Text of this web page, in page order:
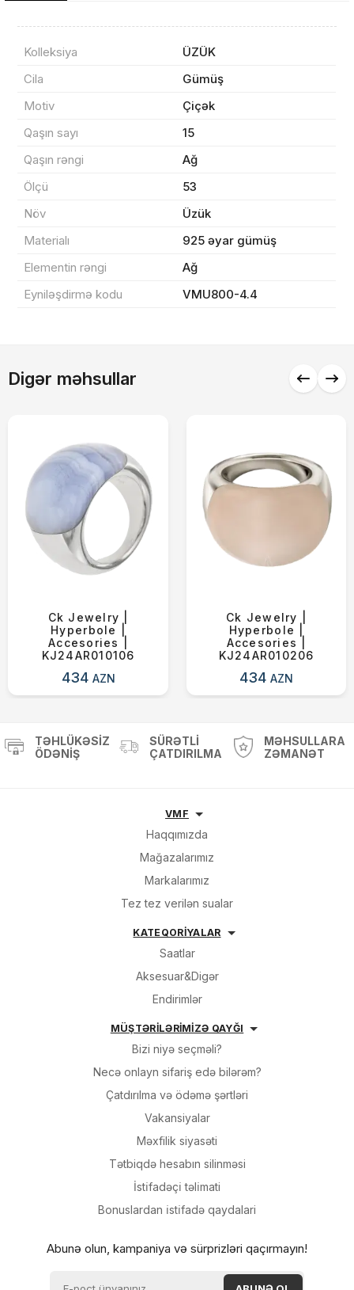
Kolleksiya
ÜZÜK
Cila
Gümüş
Motiv
Çiçək
Qaşın sayı
15
Qaşın rəngi
Ağ
Ölçü
53
Növ
Üzük
Materialı
925 əyar gümüş
Elementin rəngi
Ağ
Eyniləşdirmə kodu
VMU800-4.4
Digər məhsullar
Ck Jewelry |
Hyperbole |
Accesories |
KJ24AR010106
434 AZN
Ck Jewelry |
Hyperbole |
Accesories |
KJ24AR010206
434AZN
Məhsul(lar) səbətə əlavə edildi
Sifarişin detalları
Məhsul toplam
Endirim
Çatdırılma
Alış-verişə davam et
TƏHLÜKƏSIZ
ÖDƏNIŞ
SÜRƏTLI
ÇATDIRILMA
MƏHSULLARA
ZƏMANƏT
VMF
Haqqımızda
Mağazalarımız
Markalarımız
Tez tez verilən sualar
KATEQORİYALAR
Saatlar
Aksesuar&Digər
Endirimlər
MÜŞTƏRİLƏRİMİZƏ QAYĞI
Bizi niyə seçməli?
Necə onlayn sifariş edə bilərəm?
Çatdırılma və ödəmə şərtləri
Vakansiyalar
Məxfilik siyasəti
Tətbiqdə hesabın silinməsi
İsti̇fadəçi̇ təli̇mati
Bonuslardan i̇sti̇fadə qaydalari
Abunə olun, kampaniya və sürprizləri qaçırmayın!